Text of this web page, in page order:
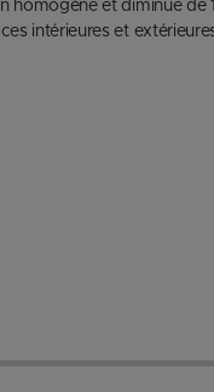
homogène et diminue de
intérieures et